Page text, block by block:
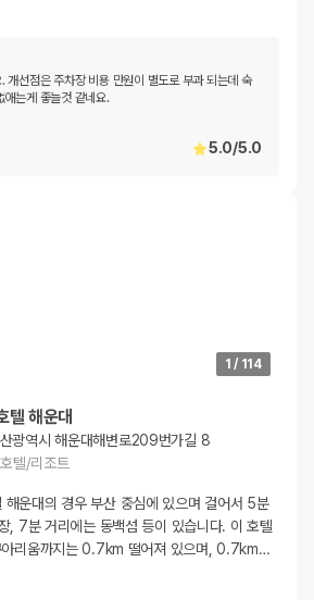
개선점은 주차장 비용 만원이 별도로 부과 되는데 숙
애는게 좋늘것 같네요.
5.0/5.0
1 / 114
텔 해운대
광역시 해운대해변로209번가길 8
호텔/리조트
해운대의 경우 부산 중심에 있으며 걸어서 5분
, 7분 거리에는 동백섬 등이 있습니다. 이 호텔
아리움까지는 0.7km 떨어져 있으며, 0.7km…